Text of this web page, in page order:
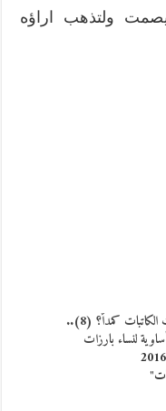
ولتذهب اراؤه
لماذا تموت الكاتبات كمداً‮‬؟ (8)..
لنساء بارزات